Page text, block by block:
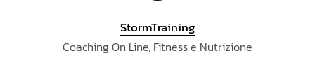
StormTraining
Coaching On Line, Fitness e Nutrizione